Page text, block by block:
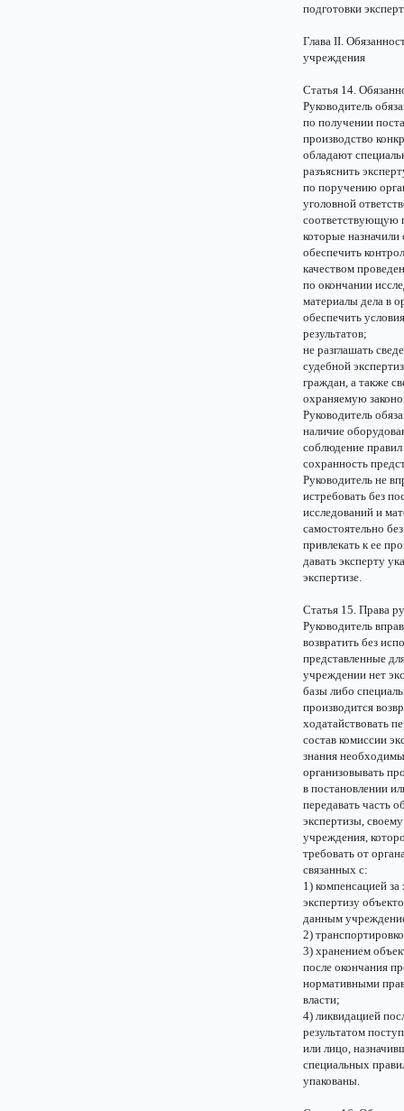
подготовки
Глава II.
учреждения
Статья 14.
Руководитель
по получении
производство
обладают
разъяснить
по поручению
уголовной
соответствующую
которые
обеспечить
качеством
по окончании
материалы дела в
обеспечить
результатов;
не разглашать
судебной
граждан, а также
охраняемую
Руководитель
наличие
соблюдение
сохранность
Руководитель не
истребовать без
исследований и
самостоятельно
привлекать к ее
давать эксперту
экспертизе.
Статья 15. Права
Руководитель
возвратить без
представленные
учреждении нет
базы либо
производится
ходатайствовать
состав комиссии
знания
организовывать
в постановлении
передавать часть
экспертизы,
учреждения,
требовать от
связанных с:
1) компенсацией
экспертизу
данным
2)
3) хранением
после окончания
нормативными
власти;
4) ликвидацией
результатом
или лицо,
специальных
упакованы.